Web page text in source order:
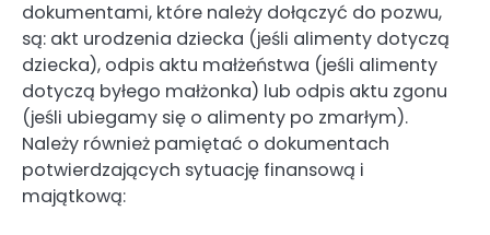
dokumentami, które należy dołączyć do pozwu,
są: akt urodzenia dziecka (jeśli alimenty dotyczą
dziecka), odpis aktu małżeństwa (jeśli alimenty
dotyczą byłego małżonka) lub odpis aktu zgonu
(jeśli ubiegamy się o alimenty po zmarłym).
Należy również pamiętać o dokumentach
potwierdzających sytuację finansową i
majątkową: